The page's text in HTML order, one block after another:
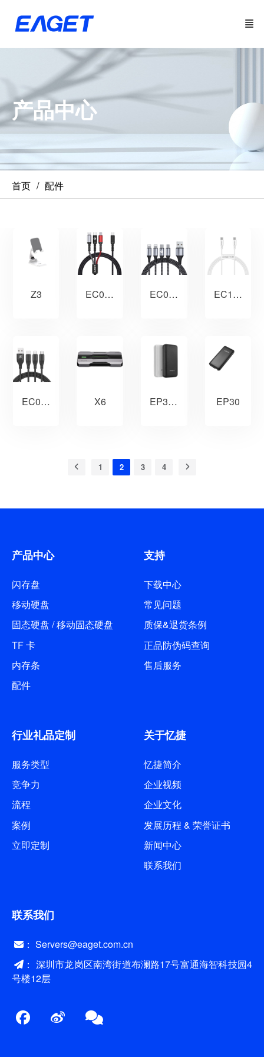
产品中心
首页 配件
Z3 EC011 EC009 EC1001
EC008S X6 EP302 EP30
1 2 3 4
产品中心
闪存盘
移动硬盘
固态硬盘 / 移动固态硬盘
TF 卡
内存条
配件
支持
下载中心
常见问题
质保&退货条例
正品防伪码查询
售后服务
行业礼品定制
服务类型
竞争力
流程
案例
立即定制
关于忆捷
忆捷简介
企业视频
企业文化
发展历程 & 荣誉证书
新闻中心
联系我们
联系我们
： Servers@eaget.com.cn
： 深圳市龙岗区南湾街道布澜路17号富通海智科技园4
号楼12层